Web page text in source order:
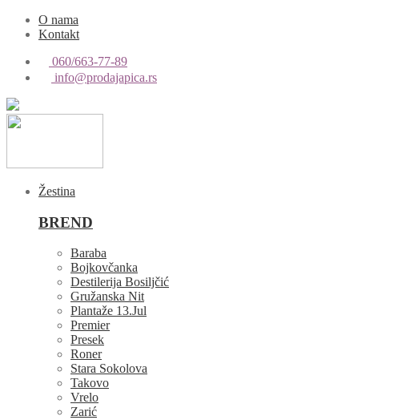
O nama
Kontakt
060/663-77-89
info@prodajapica.rs
Žestina
BREND
Baraba
Bojkovčanka
Destilerija Bosiljčić
Gružanska Nit
Plantaže 13.Jul
Premier
Presek
Roner
Stara Sokolova
Takovo
Vrelo
Zarić